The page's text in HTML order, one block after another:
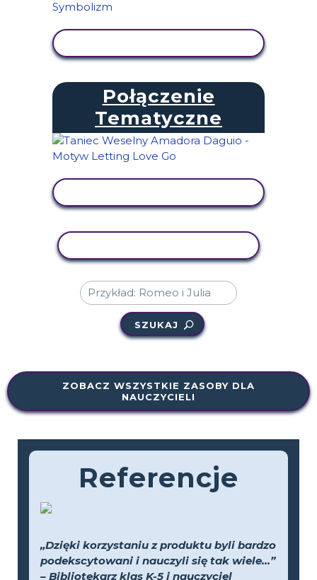
Połączenie
Tematyczne
SZUKAJ
ZOBACZ WSZYSTKIE ZASOBY DLA
NAUCZYCIELI
Referencje
„Dzięki korzystaniu z produktu byli bardzo
podekscytowani i nauczyli się tak wiele...”
– Bibliotekarz klas K-5 i nauczyciel